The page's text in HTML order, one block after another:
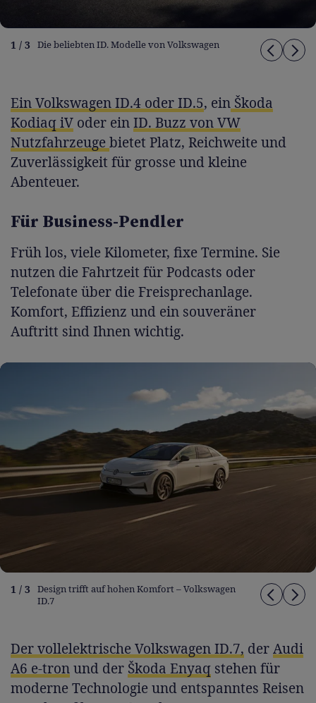
1 / 3 Die beliebten ID. Modelle von Volkswagen
Ein Volkswagen ID.4 oder ID.5, ein Škoda
Kodiaq iV oder einID. Buzz von VW
Nutzfahrzeugebietet Platz, Reichweite und
Zuverlässigkeit für grosse und kleine
Abenteuer.
Für Business-Pendler
Früh los, viele Kilometer, fixe Termine. Sie
nutzen die Fahrtzeit für Podcasts oder
Telefonate über die Freisprechanlage.
Komfort, Effizienz und ein souveräner
Auftritt sind Ihnen wichtig.
1 / 3
Design trifft auf hohen Komfort – Volkswagen
ID.7
Der vollelektrische Volkswagen ID.7, derAudi
A6 e-tronund der Škoda Enyaq stehen für
moderne Technologie und entspanntes Reisen